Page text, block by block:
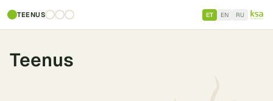
TEENUS ET EN RU
Teenus